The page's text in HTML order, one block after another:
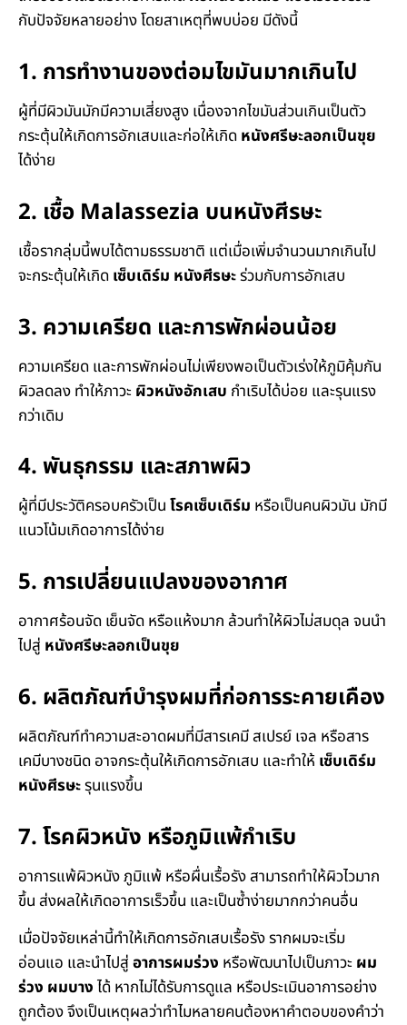
กับปัจจัยหลายอย่าง โดยสาเหตุที่พบบ่อย มีดังนี้
1. การทำงานของต่อมไขมันมากเกินไป
ผู้ที่มีผิวมันมักมีความเสี่ยงสูง เนื่องจากไขมันส่วนเกินเป็นตัว
กระตุ้นให้เกิดการอักเสบและก่อให้เกิดหนังศรีษะลอกเป็นขุย
ได้ง่าย
2. เชื้อ Malassezia บนหนังศีรษะ
เชื้อรากลุ่มนี้พบได้ตามธรรมชาติ แต่เมื่อเพิ่มจำนวนมากเกินไป
จะกระตุ้นให้เกิดเซ็บเดิร์ม หนังศีรษะร่วมกับการอักเสบ
3. ความเครียด และการพักผ่อนน้อย
ความเครียด และการพักผ่อนไม่เพียงพอเป็นตัวเร่งให้ภูมิคุ้มกัน
ผิวลดลง ทำให้ภาวะ ผิวหนังอักเสบ กำเริบได้บ่อย และรุนแรง
กว่าเดิม
4. พันธุกรรม และสภาพผิว
ผู้ที่มีประวัติครอบครัวเป็นโรคเซ็บเดิร์ม หรือเป็นคนผิวมัน มักมี
แนวโน้มเกิดอาการได้ง่าย
5. การเปลี่ยนแปลงของอากาศ
อากาศร้อนจัด เย็นจัด หรือแห้งมาก ล้วนทำให้ผิวไม่สมดุล จนนำ
ไปสู่ หนังศรีษะลอกเป็นขุย
6. ผลิตภัณฑ์บำรุงผมที่ก่อการระคายเคือง
ผลิตภัณฑ์ทำความสะอาดผมที่มีสารเคมี สเปรย์ เจล หรือสาร
เคมีบางชนิด อาจกระตุ้นให้เกิดการอักเสบ และทำให้ เซ็บเดิร์ม
หนังศีรษะรุนแรงขึ้น
7. โรคผิวหนัง หรือภูมิแพ้กำเริบ
อาการแพ้ผิวหนัง ภูมิแพ้ หรือผื่นเรื้อรัง สามารถทำให้ผิวไวมาก
ขึ้น ส่งผลให้เกิดอาการเร็วขึ้น และเป็นซ้ำง่ายมากกว่าคนอื่น
เมื่อปัจจัยเหล่านี้ทำให้เกิดการอักเสบเรื้อรัง รากผมจะเริ่ม
อ่อนแอ และนำไปสู่อาการผมร่วง หรือพัฒนาไปเป็นภาวะ ผม
ร่วง ผมบางได้ หากไม่ได้รับการดูแล หรือประเมินอาการอย่าง
ถูกต้อง จึงเป็นเหตุผลว่าทำไมหลายคนต้องหาคำตอบของคำว่า